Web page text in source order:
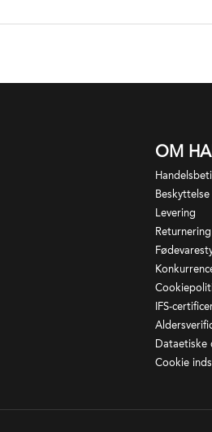
OM
Levering
Returnering
IFS-
Dataetiske
Cookie